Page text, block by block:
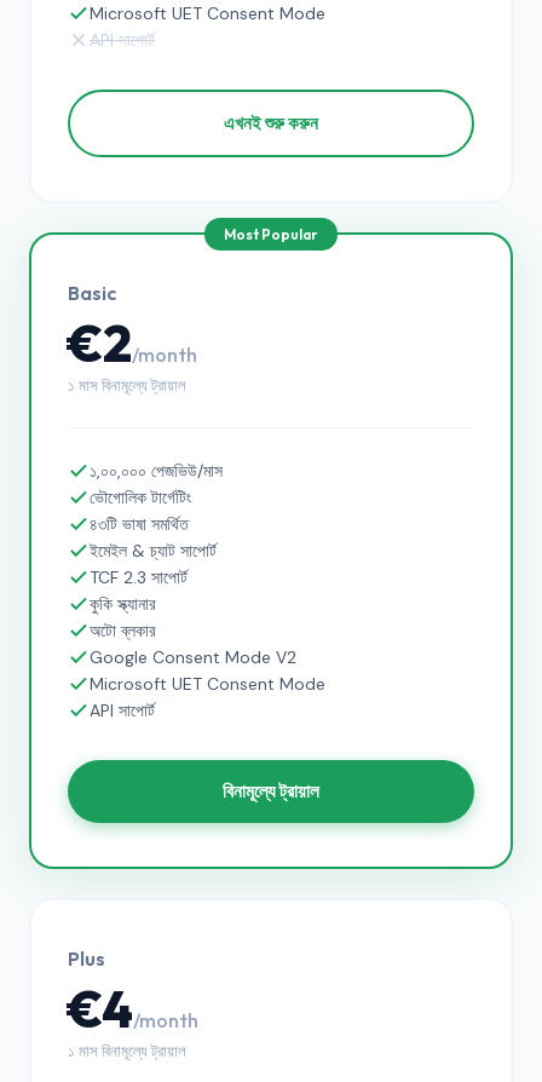
Microsoft UET Consent Mode
API সাপোর্ট
এখনই শুরু করুন
Basic
€2/month
১ মাস বিনামূল্যে ট্রায়াল
১,০০,০০০ পেজভিউ/মাস
ভৌগোলিক টার্গেটিং
৪৩টি ভাষা সমর্থিত
ইমেইল & চ্যাট সাপোর্ট
TCF 2.3 সাপোর্ট
কুকি স্ক্যানার
অটো ব্লকার
Google Consent Mode V2
Microsoft UET Consent Mode
API সাপোর্ট
বিনামূল্যে ট্রায়াল
Plus
€4/month
১ মাস বিনামূল্যে ট্রায়াল